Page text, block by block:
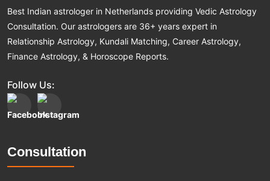
Best Indian astrologer in Netherlands providing Vedic Astrology
Consultation. Our astrologers are 36+ years expert in
Relationship Astrology, Kundali Matching, Career Astrology,
Finance Astrology, & Horoscope Reports.
Follow Us:
Consultation